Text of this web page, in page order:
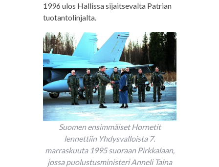
1996 ulos Hallissa sijaitsevalta Patrian
tuotantolinjalta.
Suomen ensimmäiset Hornetit
lennettiin Yhdysvalloista 7.
marraskuuta 1995 suoraan Pirkkalaan,
jossa puolustusministeri Anneli Taina